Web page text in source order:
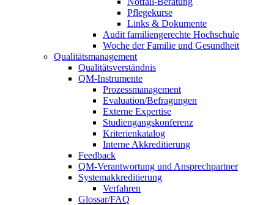
Pflegekurse
Links & Dokumente
Audit familiengerechte Hochschule
Woche der Familie und Gesundheit
Qualitätsmanagement
Qualitätsverständnis
QM-Instrumente
Prozessmanagement
Evaluation/Befragungen
Externe Expertise
Studiengangskonferenz
Kriterienkatalog
Interne Akkreditierung
Feedback
QM-Verantwortung und Ansprechpartner
Systemakkreditierung
Verfahren
Glossar/FAQ